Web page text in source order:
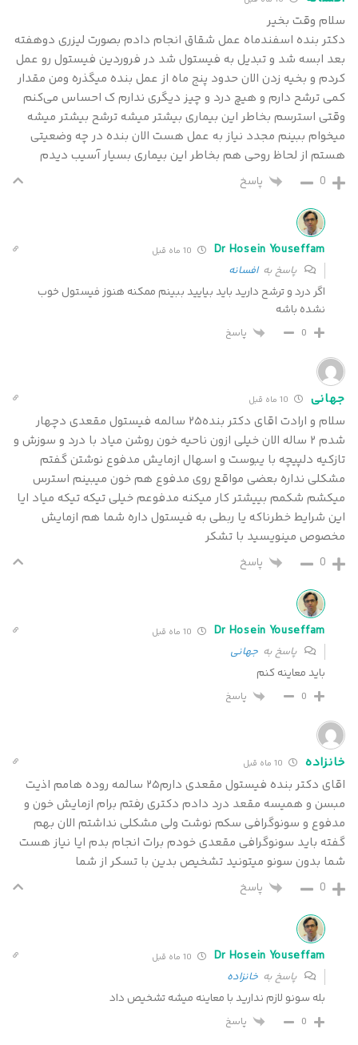
سلام وقت بخیر
دکتر بنده اسفندماه عمل شقاق انجام دادم بصورت لیزری دوهفته
بعد ابسه شد و تبدیل به فیستول شد در فروردین فیستول رو عمل
کردم و بخیه زدن الان حدود پنج ماه از عمل بنده میگذره و‌من مقدار
کمی ترشح دارم و هیچ درد و چیز دیگری ندارم ک احساس می‌کنم
وقتی استرسم بخاطر این بیماری بیشتر میشه ترشح بیشتر میشه
میخوام ببینم مجدد نیاز به عمل هست الان بنده در چه وضعیتی
هستم از لحاظ روحی هم بخاطر این بیماری بسیار آسیب دیدم
0 پاسخ
Dr Hosein Youseffam
پاسخ بهافسانه
اگر درد و ترشح دارید باید بیایید ببینم ممکنه هنوز فیستول خوب
نشده باشه
0 پاسخ
جهانی
سلام و ارادت اقای دکتر بنده۲۵ سالمه فیستول مقعدی دچهار
شدم ۲ ساله الان خیلی ازون ناحیه خون روشن میاد با درد و سوزش و
تازکیه دلپیچه با یبوست و اسهال ازمایش مدفوع نوشتن گفتم
مشکلی نداره بعضی مواقع روی مدفوع هم خون میبینم استرس
میکشم شکمم بییشتر کار میکنه مدفوعم خیلی تیکه تیکه میاد ایا
این شرایط خطرناکه یا ربطی به فیستول داره شما هم ازمایش
مخصوص مینویسید با تشکر
0 پاسخ
Dr Hosein Youseffam
پاسخ به جهانی
باید معاینه کنم
0 پاسخ
خانزاده
اقای دکتر بنده فیستول مقعدی دارم۲۵ سالمه روده هامم اذیت
مبسن و همیسه مقعد درد دادم دکتری رفتم برام ازمایش خون و
مدفوع و سونوگرافی سکم نوشت ولی مشکلی نداشتم الان بهم
گفته باید سونوگرافی مقعدی خودم برات انجام بدم ایا نیاز هست
شما بدون سونو میتونید تشخیص بدین با تسکر از شما
0 پاسخ
Dr Hosein Youseffam
پاسخ به خانزاده
بله سونو لازم ندارید با معاینه میشه تشخیص داد
0 پاسخ